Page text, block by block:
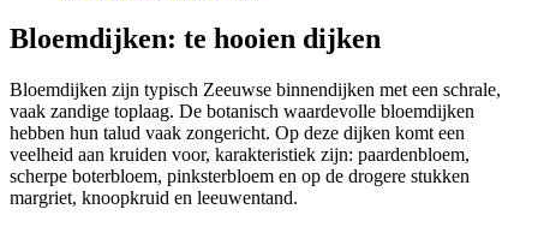
Bloemdijken: te hooien dijken
Bloemdijken zijn typisch Zeeuwse binnendijken met een schrale,
vaak zandige toplaag. De botanisch waardevolle bloemdijken
hebben hun talud vaak zongericht. Op deze dijken komt een
veelheid aan kruiden voor, karakteristiek zijn: paardenbloem,
scherpe boterbloem, pinksterbloem en op de drogere stukken
margriet, knoopkruid en leeuwentand.